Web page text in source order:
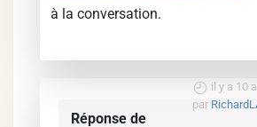
à la conversation.
il y a 10
par
Réponse de